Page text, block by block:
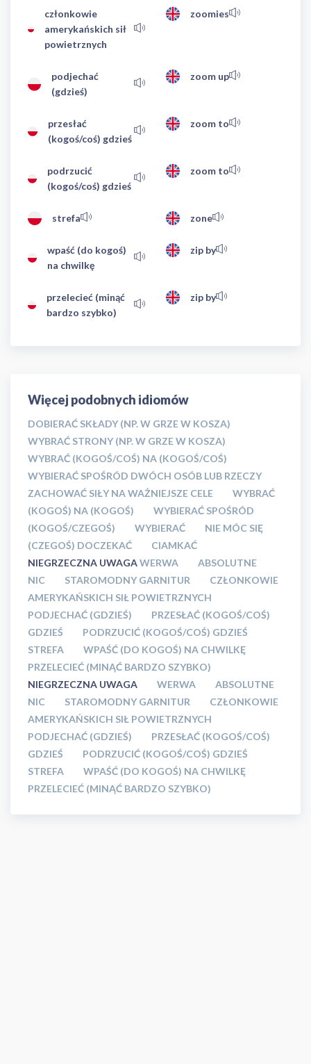
członkowie
amerykańskich sił
powietrznych
zoomies
podjechać
(gdzieś)
zoom up
przesłać
(kogoś/coś) gdzieś
zoom to
podrzucić
(kogoś/coś) gdzieś
zoom to
strefa zone
wpaść (do kogoś)
na chwilkę
zip by
przelecieć (minąć
bardzo szybko)
zip by
Więcej podobnych idiomów
DOBIERAĆ SKŁADY (NP. W GRZE W KOSZA)
WYBRAĆ STRONY (NP. W GRZE W KOSZA)
WYBRAĆ (KOGOŚ/COŚ) NA (KOGOŚ/COŚ)
WYBIERAĆ SPOŚRÓD DWÓCH OSÓB LUB RZECZY
ZACHOWAĆ SIŁY NA WAŻNIEJSZE CELE
WYBRAĆ
(KOGOŚ) NA (KOGOŚ)
WYBIERAĆ SPOŚRÓD
(KOGOŚ/CZEGOŚ)
WYBIERAĆ
NIE MÓC SIĘ
(CZEGOŚ) DOCZEKAĆ
CIAMKAĆ
NIEGRZECZNA UWAGAWERWA
ABSOLUTNE
NIC
STAROMODNY GARNITUR
CZŁONKOWIE
AMERYKAŃSKICH SIŁ POWIETRZNYCH
PODJECHAĆ (GDZIEŚ)
PRZESŁAĆ (KOGOŚ/COŚ)
GDZIEŚ
PODRZUCIĆ (KOGOŚ/COŚ) GDZIEŚ
STREFA
WPAŚĆ (DO KOGOŚ) NA CHWILKĘ
PRZELECIEĆ (MINĄĆ BARDZO SZYBKO)
NIEGRZECZNA UWAGA
WERWA
ABSOLUTNE
NIC
STAROMODNY GARNITUR
CZŁONKOWIE
AMERYKAŃSKICH SIŁ POWIETRZNYCH
PODJECHAĆ (GDZIEŚ)
PRZESŁAĆ (KOGOŚ/COŚ)
GDZIEŚ
PODRZUCIĆ (KOGOŚ/COŚ) GDZIEŚ
STREFA
WPAŚĆ (DO KOGOŚ) NA CHWILKĘ
PRZELECIEĆ (MINĄĆ BARDZO SZYBKO)